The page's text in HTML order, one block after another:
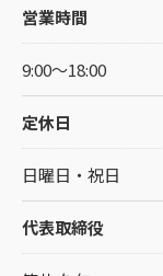
営業時間
9:00～18:00
定休日
日曜日・祝日
代表取締役